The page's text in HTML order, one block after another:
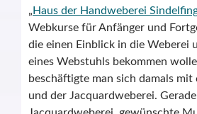
„ Haus der Handweberei
Webkurse für Anfänger und
die einen Einblick in die Weberei
eines Webstuhls bekommen
beschäftigte man sich damals mit
und der Jacquardweberei.